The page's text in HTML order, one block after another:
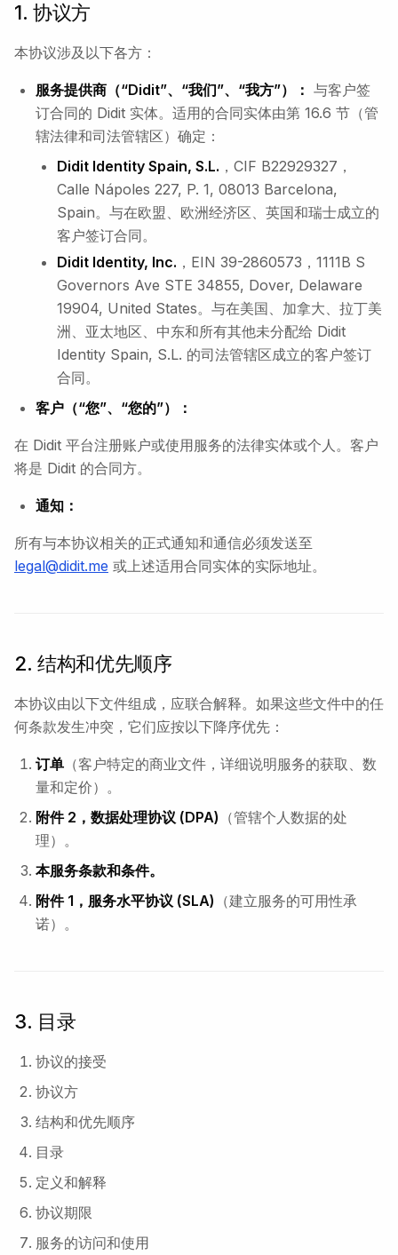
1. 协议方
本协议涉及以下各方：
服务提供商（“Didit”、“我们”、“我方”）： 与客户签
订合同的 Didit 实体。适用的合同实体由第 16.6 节（管
辖法律和司法管辖区）确定：
Didit Identity Spain, S.L. ，CIF B22929327，
Calle Nápoles 227, P. 1, 08013 Barcelona,
Spain。与在欧盟、欧洲经济区、英国和瑞士成立的
客户签订合同。
Didit Identity, Inc. ，EIN 39-2860573，1111B S
Governors Ave STE 34855, Dover, Delaware
19904, United States。与在美国、加拿大、拉丁美
洲、亚太地区、中东和所有其他未分配给 Didit
Identity Spain, S.L. 的司法管辖区成立的客户签订
合同。
客户（“您”、“您的”）：
在 Didit 平台注册账户或使用服务的法律实体或个人。客户
将是 Didit 的合同方。
通知：
所有与本协议相关的正式通知和通信必须发送至
legal@didit.me 或上述适用合同实体的实际地址。
2. 结构和优先顺序
本协议由以下文件组成，应联合解释。如果这些文件中的任
何条款发生冲突，它们应按以下降序优先：
订单 （客户特定的商业文件，详细说明服务的获取、数
量和定价）。
附件 2，数据处理协议 (DPA) （管辖个人数据的处
理）。
本服务条款和条件。
附件 1，服务水平协议 (SLA) （建立服务的可用性承
诺）。
3. 目录
协议的接受
协议方
结构和优先顺序
目录
定义和解释
协议期限
服务的访问和使用